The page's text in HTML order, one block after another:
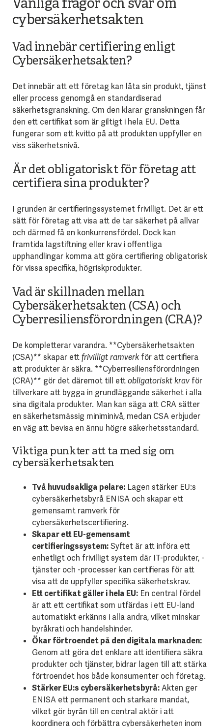
Vanliga frågor och svar om
cybersäkerhetsakten
Vad innebär certifiering enligt
Cybersäkerhetsakten?
Det innebär att ett företag kan låta sin produkt, tjänst
eller process genomgå en standardiserad
säkerhetsgranskning. Om den klarar granskningen får
den ett certifikat som är giltigt i hela EU. Detta
fungerar som ett kvitto på att produkten uppfyller en
viss säkerhetsnivå.
Är det obligatoriskt för företag att
certifiera sina produkter?
I grunden är certifieringssystemet frivilligt. Det är ett
sätt för företag att visa att de tar säkerhet på allvar
och därmed få en konkurrensfördel. Dock kan
framtida lagstiftning eller krav i offentliga
upphandlingar komma att göra certifiering obligatorisk
för vissa specifika, högriskprodukter.
Vad är skillnaden mellan
Cybersäkerhetsakten (CSA) och
Cyberresiliensförordningen (CRA)?
De kompletterar varandra. **Cybersäkerhetsakten
(CSA)** skapar ettfrivilligt ramverkför att certifiera
att produkter är säkra. **Cyberresiliensförordningen
(CRA)** gör det däremot till ettobligatoriskt kravför
tillverkare att bygga in grundläggande säkerhet i alla
sina digitala produkter. Man kan säga att CRA sätter
en säkerhetsmässig miniminivå, medan CSA erbjuder
en väg att bevisa en ännu högre säkerhetsstandard.
Viktiga punkter att ta med sig om
cybersäkerhetsakten
Två huvudsakliga pelare:Lagen stärker EU:s
cybersäkerhetsbyrå ENISA och skapar ett
gemensamt ramverk för
cybersäkerhetscertifiering.
Skapar ett EU-gemensamt
certifieringssystem:Syftet är att införa ett
enhetligt och frivilligt system där IT-produkter, -
tjänster och -processer kan certifieras för att
visa att de uppfyller specifika säkerhetskrav.
Ett certifikat gäller i hela EU:En central fördel
är att ett certifikat som utfärdas i ett EU-land
automatiskt erkänns i alla andra, vilket minskar
byråkrati och handelshinder.
Ökar förtroendet på den digitala marknaden:
Genom att göra det enklare att identifiera säkra
produkter och tjänster, bidrar lagen till att stärka
förtroendet hos både konsumenter och företag.
Stärker EU:s cybersäkerhetsbyrå:Akten ger
ENISA ett permanent och starkare mandat,
vilket gör byrån till en central aktör i att
koordinera och förbättra cybersäkerheten inom